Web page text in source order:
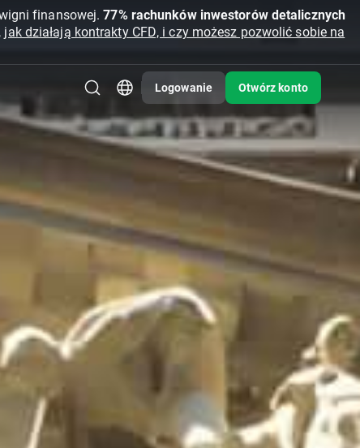
finansowej.77% rachunków inwestorów detalicznych
jak działają kontrakty CFD, i czy możesz pozwolić sobie na
Logowanie Otwórz konto